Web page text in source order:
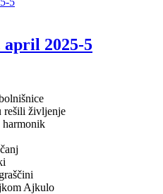
april 2025-5
rešili življenje
harmonik
Ajkulo